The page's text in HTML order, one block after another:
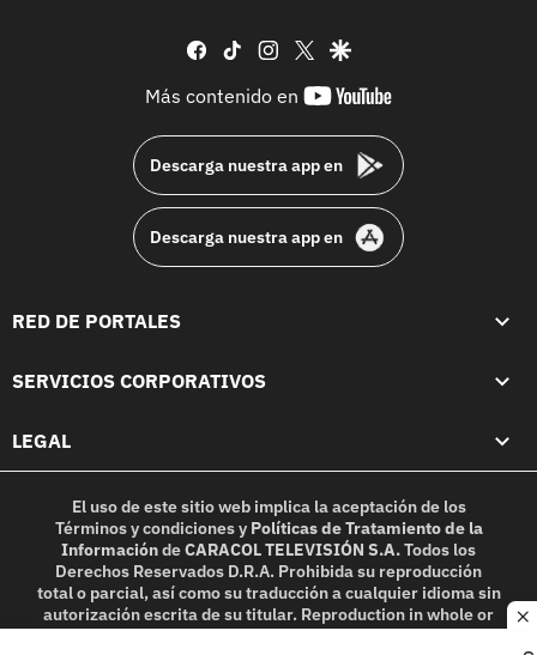
facebook
tiktok instagram
twittergoogle
Más contenido en
youtube-
Descarga nuestra app en
Descarga nuestra app en
RED DE PORTALES
SERVICIOS CORPORATIVOS
LEGAL
El uso de este sitio web implica la aceptación de los
Términos y condicionesy Políticas de Tratamiento de la
InformacióndeCARACOL TELEVISIÓN S.A.Todos los
Derechos Reservados D.R.A. Prohibida su reproducción
total o parcial, así como su traducción a cualquier idioma sin
autorización escrita de su titular. Reproduction in whole or
in part, or translation without written permission is